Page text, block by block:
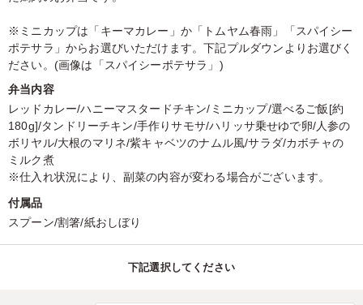
※ミニカップは「キーマカレー」か「トムヤム春雨」「スパイシー
ポテサラ」からお選びいただけます。下記プルダウンよりお選びく
ださい。(画像は「スパイシーポテサラ」)
弁当内容
レッドカレー/ハニーマスタードチキン/ミニカップ/選べるご飯[約
180g]/タンドリーチキン/手作りサモサ/ハリッサ乗せゆで卵/人参の
ボリヤル/大根のマリネ/紫キャベツのナムル風/サラダ/カボチャの
ミルク煮
※仕入れ状況により、副菜の内容が変わる場合がございます。
付属品
スプーン/割箸/紙おしぼり
下記選択してください